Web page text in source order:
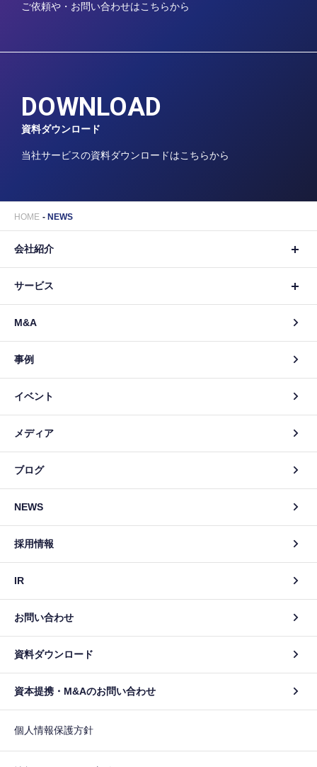
ご依頼や・お問い合わせはこちらから
DOWNLOAD
資料ダウンロード
当社サービスの資料ダウンロードはこちらから
HOME NEWS
会社紹介
サービス
M&A
事例
イベント
メディア
ブログ
NEWS
採用情報
IR
お問い合わせ
資料ダウンロード
資本提携・M&Aのお問い合わせ
個人情報保護方針